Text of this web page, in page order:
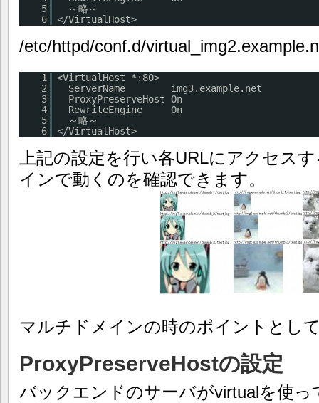
5
～略～
6
</VirtualHost>
/etc/httpd/conf.d/
1
<VirtualHost *:80>
2
ServerName img3.example.net
3
ProxyPreserveHost On
4
RewriteEngine On
5
～略～
6
</VirtualHost>
上記の設定を行い各URLにアクセス
インで動くのを確認できます。
マルチドメインの時のポイントとし
ProxyPreserveHostの設定
バックエンドのサーバがvirtualを使っ